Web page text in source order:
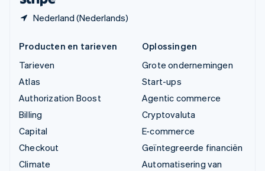
Nederland (Nederlands)
Producten en tarieven
Tarieven
Atlas
Authorization Boost
Billing
Capital
Checkout
Climate
Oplossingen
Grote ondernemingen
Start-ups
Agentic commerce
Cryptovaluta
E-commerce
Geïntegreerde financiën
Automatisering van